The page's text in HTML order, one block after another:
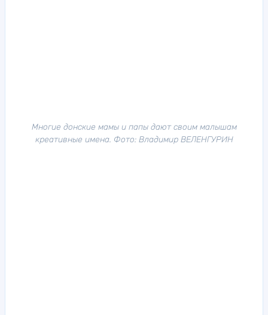
Многие донские мамы и папы дают своим малышам
креативные имена. Фото: Владимир ВЕЛЕНГУРИН